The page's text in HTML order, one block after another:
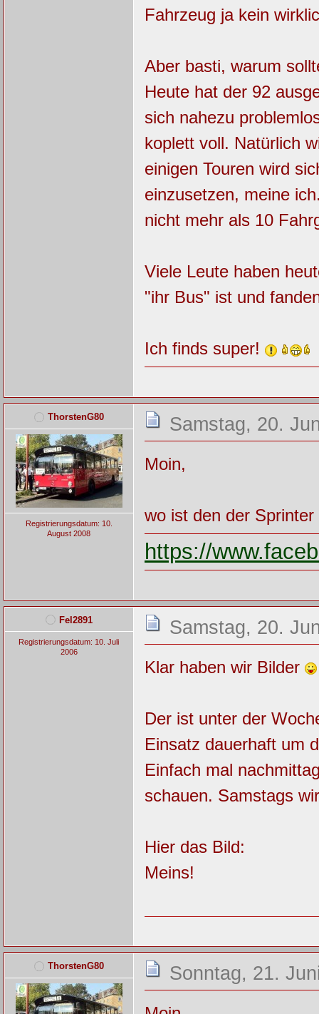
Fahrzeug ja kein
Aber basti, warum
Heute hat der 92
sich nahezu
koplett voll. Natürlich
einigen Touren wird
einzusetzen, meine
nicht mehr als 10
Viele Leute haben
"ihr Bus" ist und
Ich finds super!
ThorstenG80
Registrierungsdatum: 10.
August 2008
Samstag, 20.
Moin,
wo ist den der
https://
Fel2891
Registrierungsdatum: 10. Juli
2006
Samstag, 20.
Klar haben wir Bilder
Der ist unter der
Einsatz dauerhaft um
Einfach mal
schauen. Samstags
Hier das Bild:
Meins!
ThorstenG80 Sonntag, 21.